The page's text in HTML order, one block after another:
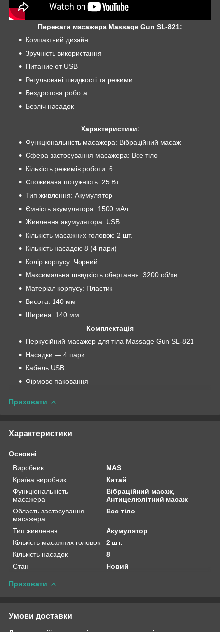
Переваги масажера Massage Gun SL-821:
Компактний дизайн
Зручність використання
Питание от USB
Регульовані швидкості та режими
Бездротова робота
Безліч насадок
Характеристики:
Функціональність масажера: Вібраційний масаж
Сфера застосування масажера: Все тіло
Кількість режимів роботи: 6
Споживана потужність: 25 Вт
Тип живлення: Акумулятор
Ємність акумулятора: 1500 мАч
Живлення акумулятора: USB
Кількість масажних головок: 2 шт.
Кількість насадок: 8 (4 пари)
Колір корпусу: Чорний
Максимальна швидкість обертання: 3200 об/хв
Матеріал корпусу: Пластик
Висота: 140 мм
Ширина: 140 мм
Комплектація
Перкусійний масажер для тіла Massage Gun SL-821
Насадки — 4 пари
Кабель USB
Фірмове паковання
Приховати
Характеристики
Основні
Виробник
MAS
Країна виробник
Китай
Функціональність
масажера
Вібраційний масаж,
Антицелюлітний масаж
Область застосування
масажера
Все тіло
Тип живлення
Акумулятор
Кількість масажних головок
2 шт.
Кількість насадок
8
Стан
Новий
Приховати
Умови доставки